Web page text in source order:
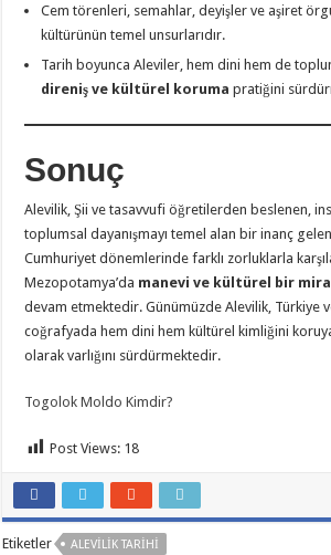
Cem törenleri, semahlar, deyişler ve aşiret
kültürünün temel unsurlarıdır.
Tarih boyunca Aleviler, hem dini hem de
direniş ve kültürel koruma pratiğini
Sonuç
Alevilik, Şii ve tasavvufi öğretilerden beslenen,
toplumsal dayanışmayı temel alan bir inanç
Cumhuriyet dönemlerinde farklı zorluklarla
Mezopotamya’da manevi ve kültürel bir
devam etmektedir. Günümüzde Alevilik, Türkiye
coğrafyada hem dini hem kültürel kimliğini
olarak varlığını sürdürmektedir.
Togolok Moldo Kimdir?
Post Views: 18
Etiketler ALEVILIK TARIHI